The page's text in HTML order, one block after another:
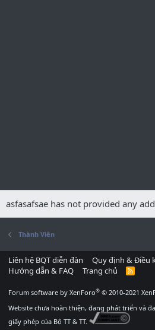
asfasafsae has not provided any
Thành Viên
Liên hệ BQT diễn đàn Quy định & Điều
Hướng dẫn & FAQ
Trang chủ
R
Forum software by XenForo® © 2010-2021
Website chưa hoàn thiện, đang phát triển và
giấy phép của Bộ TT & TT.